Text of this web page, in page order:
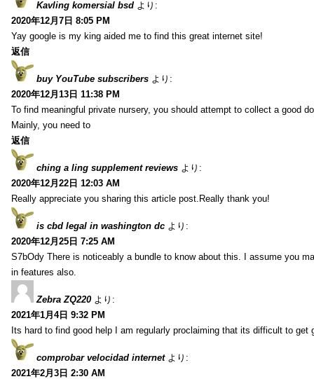
Kavling komersial bsd より:
2020年12月7日 8:05 PM
Yay google is my king aided me to find this great internet site!
返信
buy YouTube subscribers より:
2020年12月13日 11:38 PM
To find meaningful private nursery, you should attempt to collect a good
Mainly, you need to
返信
ching a ling supplement reviews より:
2020年12月22日 12:03 AM
Really appreciate you sharing this article post.Really thank you!
is cbd legal in washington dc より:
2020年12月25日 7:25 AM
S7bOdy There is noticeably a bundle to know about this. I assume you
in features also.
Zebra ZQ220 より:
2021年1月4日 9:32 PM
Its hard to find good help I am regularly proclaiming that its difficult to get
comprobar velocidad internet より:
2021年2月3日 2:30 AM